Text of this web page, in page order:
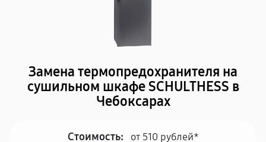
Замена термопредохранителя на
сушильном шкафе SCHULTHESS в
Чебоксарах
Стоимость: от 510 рублей*